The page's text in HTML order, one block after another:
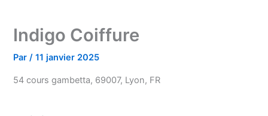
Indigo Coiffure
Par/11 janvier 2025
54 cours gambetta, 69007, Lyon, FR